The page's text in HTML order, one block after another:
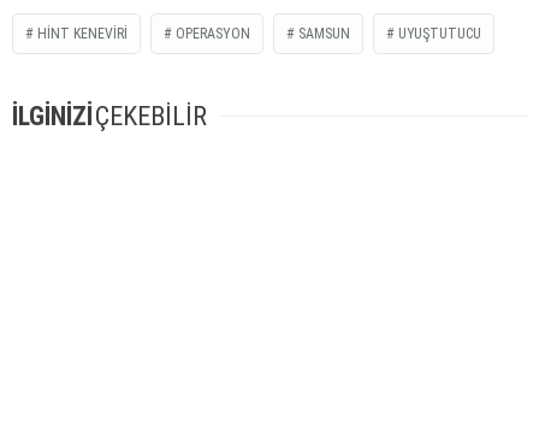
HINT KENEVIRI OPERASYON SAMSUN UYUŞTUTUCU
İLGİNİZİ ÇEKEBİLİR